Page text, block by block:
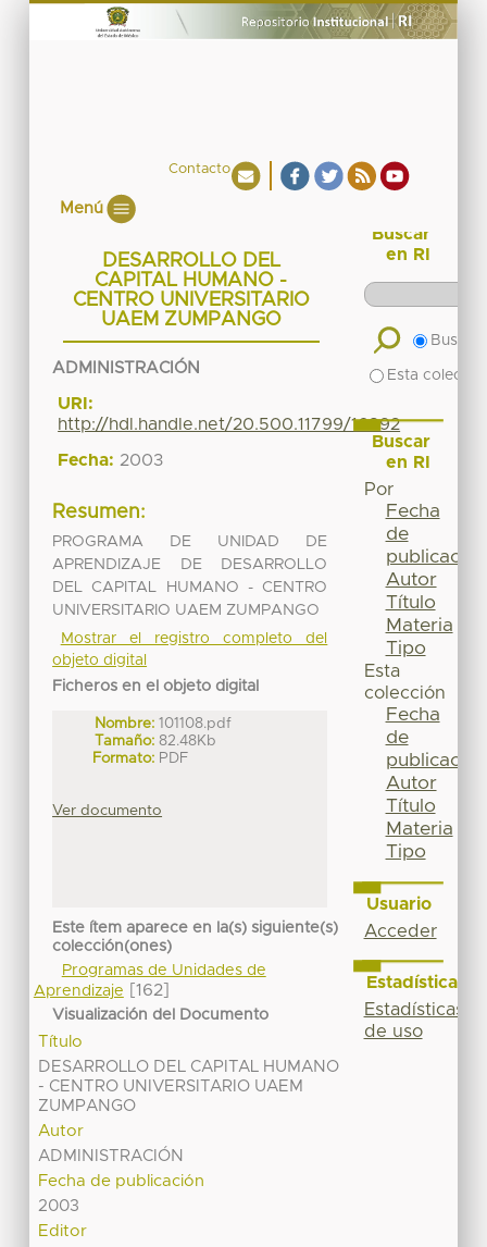
Contacto
Menú
DESARROLLO DEL
CAPITAL HUMANO -
CENTRO UNIVERSITARIO
UAEM ZUMPANGO
ADMINISTRACIÓN
URI:
http://hdl.handle.net/20.500.11799/16892
Fecha: 2003
Resumen:
PROGRAMA DE UNIDAD DE
APRENDIZAJE DE DESARROLLO
DEL CAPITAL HUMANO - CENTRO
UNIVERSITARIO UAEM ZUMPANGO
Mostrar el registro completo del
objeto digital
Ficheros en el objeto digital
Nombre: 101108.pdf
Tamaño: 82.48Kb
Formato: PDF
Ver documento
Este ítem aparece en la(s) siguiente(s)
colección(ones)
Programas de Unidades de
Aprendizaje
[162]
Visualización del Documento
Título
DESARROLLO DEL CAPITAL HUMANO
- CENTRO UNIVERSITARIO UAEM
ZUMPANGO
Autor
ADMINISTRACIÓN
Fecha de publicación
2003
Editor
Buscar
en RI
Buscar
Esta
Buscar
en RI
Por
Fecha
de
publicación
Autor
Título
Materia
Tipo
Esta
colección
Fecha
de
publicación
Autor
Título
Materia
Tipo
Usuario
Acceder
Estadísticas
Estadísticas
de uso